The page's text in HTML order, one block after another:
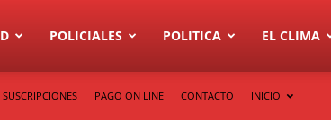
POLICIALES POLITICA EL CLIMA
SUSCRIPCIONES PAGO ON LINE CONTACTO INICIO